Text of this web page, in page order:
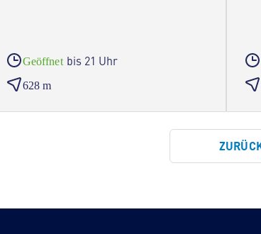
Geöffnet bis 21 Uhr
628 m